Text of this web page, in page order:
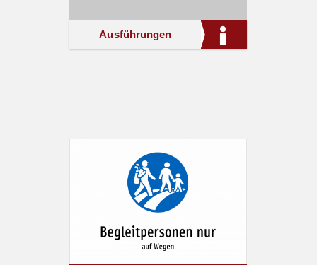
Ausführungen